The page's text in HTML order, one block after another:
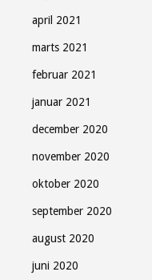
april 2021
marts 2021
februar 2021
januar 2021
december 2020
november 2020
oktober 2020
september 2020
august 2020
juni 2020